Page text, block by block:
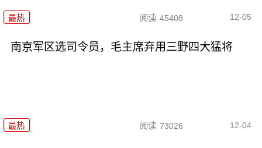
最热 阅读 45408 12-05
南京军区选司令员，毛主席弃用三野四大猛将
最热 阅读 73026 12-04